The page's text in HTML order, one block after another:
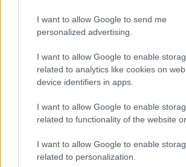
I want to allow Google to send me
personalized advertising.
I want to allow Google to enable
related to analytics like cookies on
device identifiers in apps.
I want to allow Google to enable
related to functionality of the website
I want to allow Google to enable
related to personalization.
Japón. El National WWII Museum
Incidente del Puente de Marco Polo
oficialmente como el comienzo de
dio paso a ocho años de hostilidades
Por su parte, el 7 de julio de 2005
memoria británica como el día de los
conocidos como 7/7. En 2009 se